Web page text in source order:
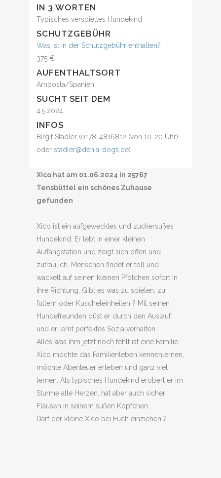
IN 3 WORTEN
Typisches verspieltes Hundekind
SCHUTZGEBÜHR
Was ist in der Schutzgebühr enthalten?
375 €
AUFENTHALTSORT
Amposta/Spanien
SUCHT SEIT DEM
4.5.2024
INFOS
Birgit Stadler (0178-4816812 (von 10-20 Uhr)
oder stadler@denia-dogs.de)
Xico hat am 01.06.2024 in 25767
Tensbüttel ein schönes Zuhause
gefunden
Xico ist ein aufgewecktes und zuckersüßes
Hundekind. Er lebt in einer kleinen
Auffangstation und zeigt sich offen und
zutraulich. Menschen findet er toll und
wackelt auf seinen kleinen Pfötchen sofort in
ihre Richtung. Gibt es was zu spielen, zu
futtern oder Kuscheleinheiten ? Mit seinen
Hundefreunden düst er durch den Auslauf
und er lernt perfektes Sozialverhalten.
Alles was ihm jetzt noch fehlt ist eine Familie.
Xico möchte das Familienleben kennenlernen,
möchte Abenteuer erleben und ganz viel
lernen. Als typisches Hundekind erobert er im
Sturme alle Herzen, hat aber auch sicher
Flausen in seinem süßen Köpfchen.
Darf der kleine Xico bei Euch einziehen ?